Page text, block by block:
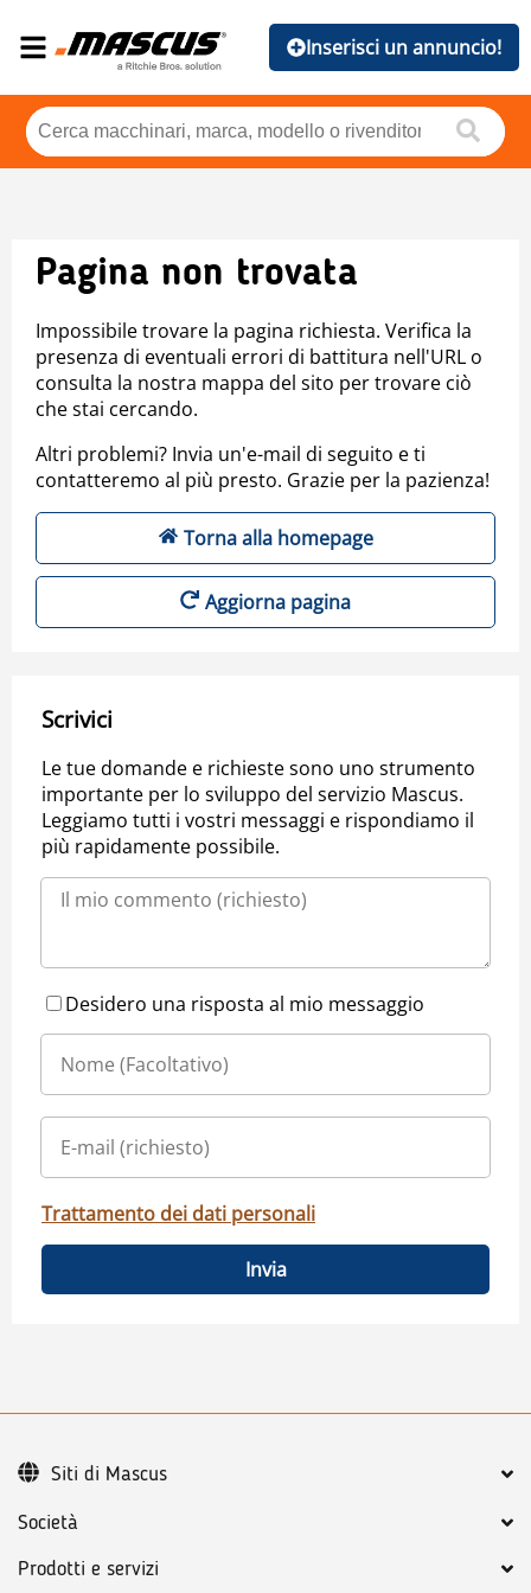
Inserisci un annuncio!
Pagina non trovata
Impossibile trovare la pagina richiesta. Verifica la
presenza di eventuali errori di battitura nell'URL o
consulta la nostra mappa del sito per trovare ciò
che stai cercando.
Altri problemi? Invia un'e-mail di seguito e ti
contatteremo al più presto. Grazie per la pazienza!
Torna alla homepage
Aggiorna pagina
Scrivici
Le tue domande e richieste sono uno strumento
importante per lo sviluppo del servizio Mascus.
Leggiamo tutti i vostri messaggi e rispondiamo il
più rapidamente possibile.
Desidero una risposta al mio messaggio
Trattamento dei dati personali
Invia
Società
Prodotti e servizi
Siti di Mascus